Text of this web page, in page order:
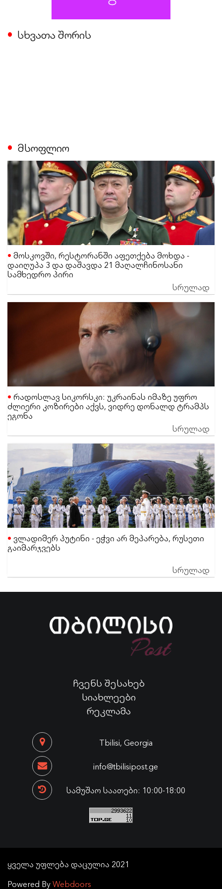
სხვათა შორის
მსოფლიო
მოსკოვში, რესტორანში აფეთქება მოხდა -
დაიღუპა 3 და დაშავდა 21 მაღალჩინოსანი
სამხედრო პირი
სრულად
რადოსლავ სიკორსკი: უკრაინას იმაზე უფრო
ძლიერი კოზირები აქვს, ვიდრე დონალდ ტრამპს
ეგონა
სრულად
ვლადიმერ პუტინი - ეჭვი არ მეპარება, რუსეთი
გაიმარჯვებს
სრულად
ჩვენს შესახებ
სიახლეები
რეკლამა
Tbilisi, Georgia
info@tbilisipost.ge
სამუშაო საათები: 10:00-18:00
ყველა უფლება დაცულია 2021
Powered ByWebdoors